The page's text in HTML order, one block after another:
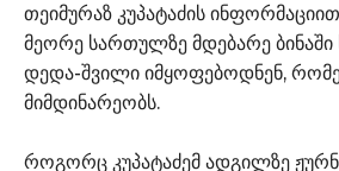
თეიმურაზ კუპატაძის
მეორე სართულზე მდებარე
დედა-შვილი იმყოფებოდნენ,
მიმდინარეობს.
როგორც კუპატაძემ ადგილზე